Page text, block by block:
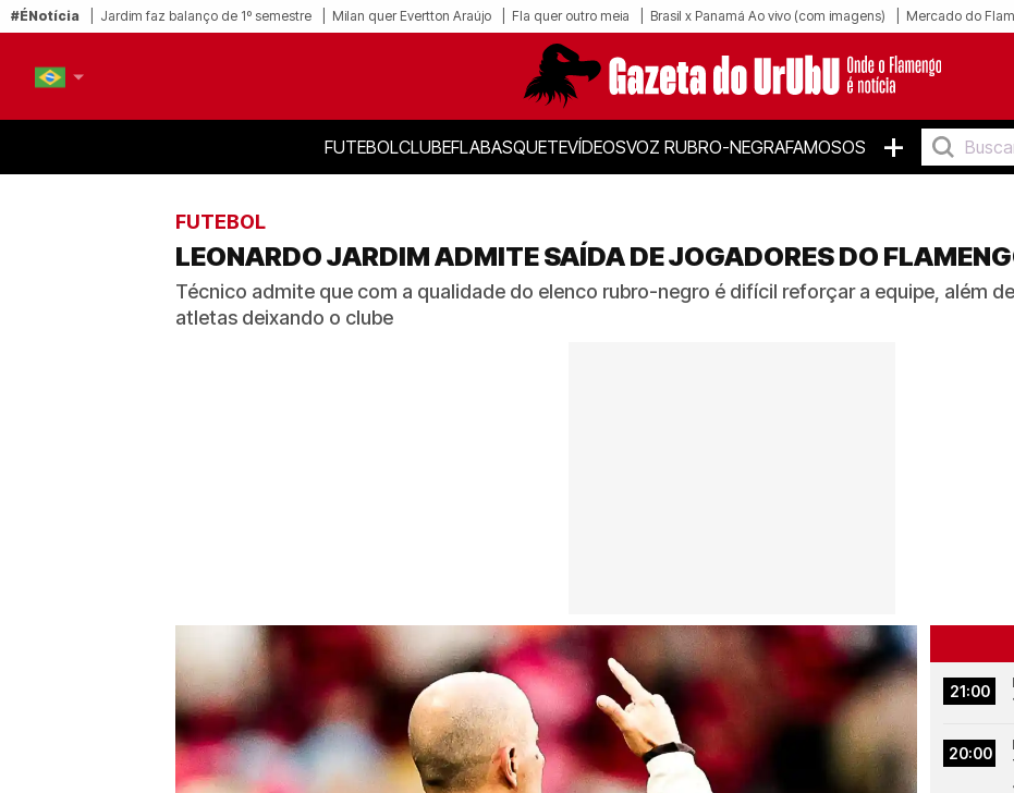
#ÉNotícia Jardim faz balanço de 1º semestre Milan quer Evertton Araújo Fla quer outro meia Brasil x Panamá Ao vivo (com imagens) Mercado do
FUTEBOLCLUBEFLABASQUETEVÍDEOSVOZ RUBRO-NEGRAFAMOSOS +
FUTEBOL
LEONARDO JARDIM ADMITE SAÍDA DE JOGADORES DO
Técnico admite que com a qualidade do elenco rubro-negro é difícil reforçar a equipe, além
atletas deixando o clube
21:00
20:00